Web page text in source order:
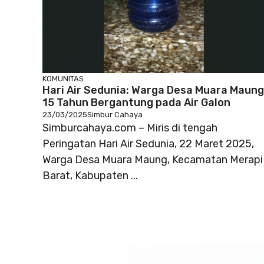
KOMUNITAS
Hari Air Sedunia: Warga Desa Muara
15 Tahun Bergantung pada Air Galon
23/03/2025Simbur Cahaya
Simburcahaya.com – Miris di tengah
Peringatan Hari Air Sedunia, 22 Maret 2025,
Warga Desa Muara Maung, Kecamatan Merapi
Barat, Kabupaten ...